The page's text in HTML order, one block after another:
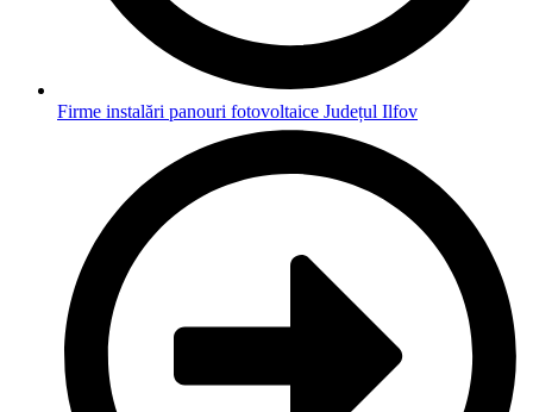
Firme instalări panouri fotovoltaice Județul Ilfov